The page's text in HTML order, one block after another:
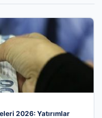
2026: Yatırımlar